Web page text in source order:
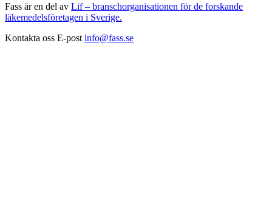
Fass är en del av Lif – branschorganisationen för de forskande
läkemedelsföretagen i Sverige.
Kontakta oss E-post info@fass.se